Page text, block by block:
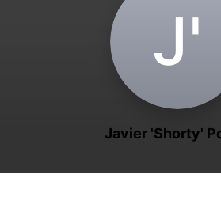
J‌'
Javier 'Shorty'